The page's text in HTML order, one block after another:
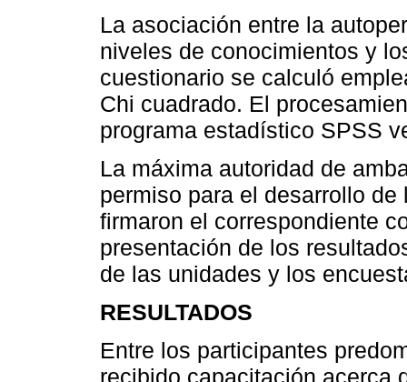
La asociación entre la
niveles de conocimientos y
cuestionario se calculó
Chi cuadrado. El
programa estadístico SPSS
La máxima autoridad de
permiso para el desarrollo
firmaron el correspondiente
presentación de los
de las unidades y los
RESULTADOS
Entre los participantes
recibido capacitación acerca